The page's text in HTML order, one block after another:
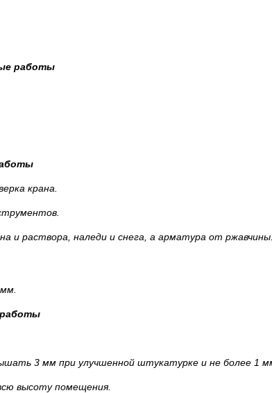
работы
крана.
и раствора, наледи и снега, а арматура от ржавчины.
3 мм при улучшенной штукатурке и не более 1
высоту помещения.